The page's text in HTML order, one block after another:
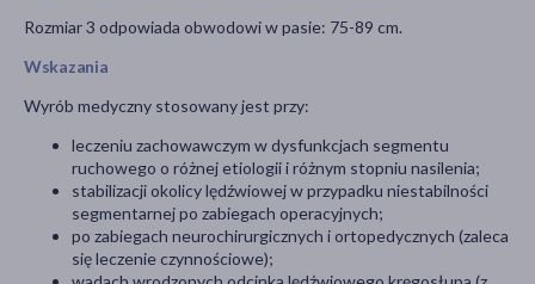
Rozmiar 3 odpowiada obwodowi w pasie: 75-89 cm.
Wskazania
Wyrób medyczny stosowany jest przy:
leczeniu zachowawczym w dysfunkcjach segmentu
ruchowego o różnej etiologii i różnym stopniu nasilenia;
stabilizacji okolicy lędźwiowej w przypadku niestabilności
segmentarnej po zabiegach operacyjnych;
po zabiegach neurochirurgicznych i ortopedycznych (zaleca
się leczenie czynnościowe);